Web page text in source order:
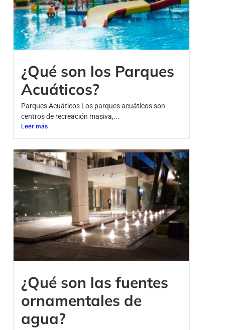
¿Qué son los Parques
Acuáticos?
Parques Acuáticos Los parques acuáticos son
centros de recreación masiva,...
Leer más
¿Qué son las fuentes
ornamentales de
agua?